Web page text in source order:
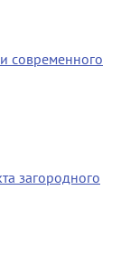
современного
загородного